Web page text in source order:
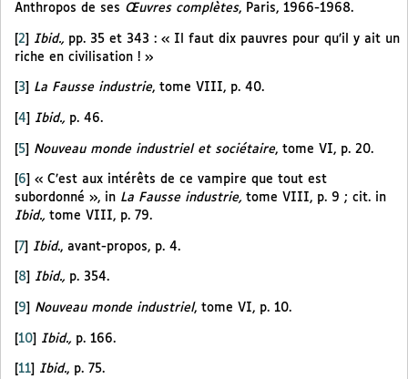
Anthropos de ses Œuvres complètes, Paris, 1966-1968.
[2] Ibid., pp. 35 et 343 : « Il faut dix pauvres pour qu’il y ait un
riche en civilisation ! »
3 La Fausse industrie, tome VIII, p. 40.
4 Ibid., p. 46.
[5] Nouveau monde industriel et sociétaire, tome VI, p. 20.
6
« C’est aux intérêts de ce vampire que tout est
subordonné », in La Fausse industrie, tome VIII, p. 9 ; cit. in
Ibid., tome VIII, p. 79.
[7] Ibid., avant-propos, p. 4.
8 Ibid., p. 354.
9 Nouveau monde industriel, tome VI, p. 10.
[10] Ibid., p. 166.
11 Ibid., p. 75.